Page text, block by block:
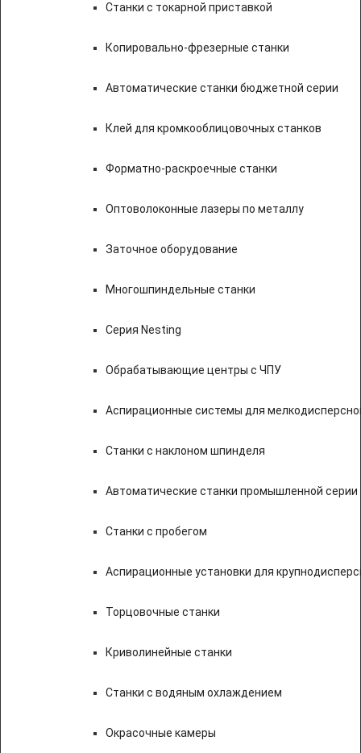
Станки с токарной приставкой
Копировально-фрезерные станки
Автоматические станки бюджетной серии
Клей для кромкооблицовочных станков
Форматно-раскроечные станки
Оптоволоконные лазеры по металлу
Заточное оборудование
Многошпиндельные станки
Серия Nesting
Обрабатывающие центры с ЧПУ
Аспирационные системы для
Станки с наклоном шпинделя
Автоматические станки промышленной серии
Станки с пробегом
Аспирационные установки для
Торцовочные станки
Криволинейные станки
Станки с водяным охлаждением
Окрасочные камеры